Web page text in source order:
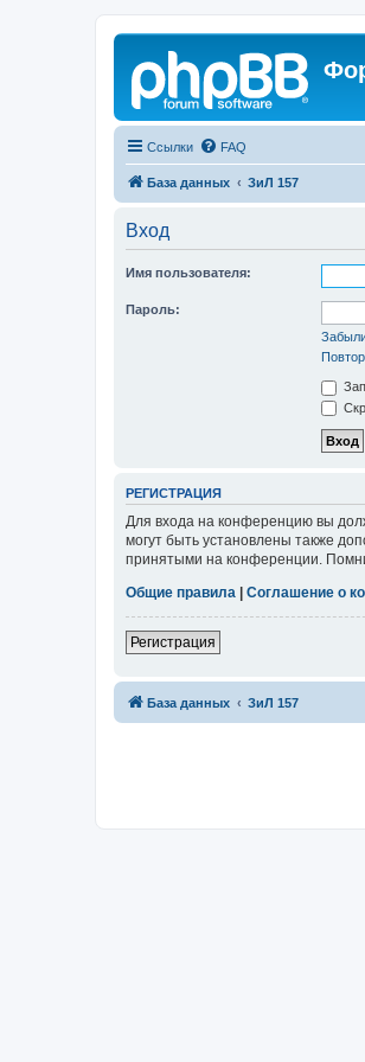
Ссылки FAQ
База данных ЗиЛ 157
Вход
Имя пользователя:
Пароль:
РЕГИСТРАЦИЯ
Для входа на конференцию вы
могут быть установлены также
принятыми на конференции.
Общие правила | Соглашение о
Регистрация
База данных ЗиЛ 157